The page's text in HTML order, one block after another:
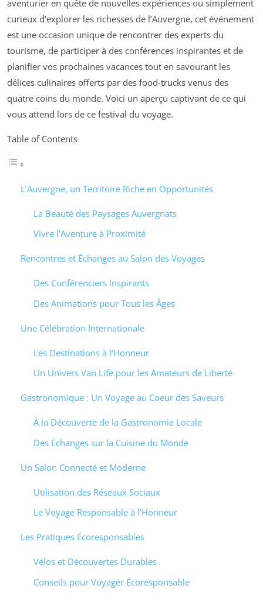
aventurier en quête de nouvelles expériences ou simplement
curieux d’explorer les richesses de l’Auvergne, cet événement
est une occasion unique de rencontrer des experts du
tourisme, de participer à des conférences inspirantes et de
planifier vos prochaines vacances tout en savourant les
délices culinaires offerts par des food-trucks venus des
quatre coins du monde. Voici un aperçu captivant de ce qui
vous attend lors de ce festival du voyage.
Table of Contents
L’Auvergne, un Territoire Riche en Opportunités
La Beauté des Paysages Auvergnats
Vivre l’Aventure à Proximité
Rencontres et Échanges au Salon des Voyages
Des Conférenciers Inspirants
Des Animations pour Tous les Âges
Une Célébration Internationale
Les Destinations à l’Honneur
Un Univers Van Life pour les Amateurs de Liberté
Gastronomique : Un Voyage au Coeur des Saveurs
À la Découverte de la Gastronomie Locale
Des Échanges sur la Cuisine du Monde
Un Salon Connecté et Moderne
Utilisation des Réseaux Sociaux
Le Voyage Responsable à l’Honneur
Les Pratiques Écoresponsables
Vélos et Découvertes Durables
Conseils pour Voyager Écoresponsable